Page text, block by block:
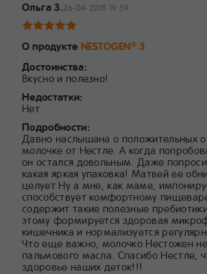
Ольга З.26-04-2018 19:59
О продукте NESTOGEN®3
Достоинства:
Вкусно и полезно!
Недостатки:
Нет
Подробности:
Давно наслышана о положительных
молочке от Нестле. А когда
он остался довольным. Даже
какая яркая упаковка! Матвей ее
целует Ну а мне, как маме,
способствует комфортному
содержит такие полезные
этому формируется здоровая
кишечника и нормализуется
Что еще важно, молочко Нестожен
пальмового масла. Спасибо Нестле,
здоровье наших деток!!!